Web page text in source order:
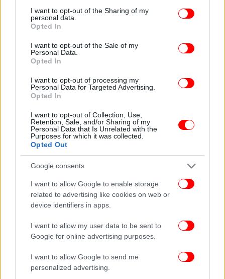
not limited to your visit or usage behaviour. You may click to
grant or deny consent to Google and its third-party tags to
use your data for below specified purposes in below Google
consent section.
I want to opt-out of the Sharing of my
personal data.
Opted In
I want to opt-out of the Sale of my
Personal Data.
Opted In
I want to opt-out of processing my
Personal Data for Targeted Advertising.
Opted In
I want to opt-out of Collection, Use,
Retention, Sale, and/or Sharing of my
Personal Data that Is Unrelated with the
Purposes for which it was collected.
Opted Out
Google consents
I want to allow Google to enable storage
related to advertising like cookies on web or
device identifiers in apps.
I want to allow my user data to be sent to
Google for online advertising purposes.
I want to allow Google to send me
personalized advertising.
ΠΕΡΙΣΣΟΤΕΡΑ ΒΙΝΤΕΟ
πρώτοι όλες τις ειδήσεις